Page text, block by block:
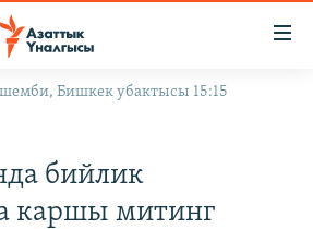
Бишкек убактысы 15:15
бийлик
каршы митинг